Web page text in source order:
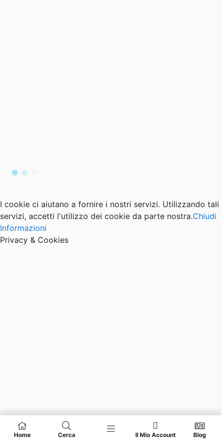
Home Cerca Il Mio Account Blog
I cookie ci aiutano a fornire i nostri servizi. Utilizzando tali
servizi, accetti l'utilizzo dei cookie da parte nostra.Chiudi
Informazioni
Privacy & Cookies